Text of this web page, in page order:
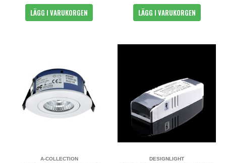
LÄGG I VARUKORGEN LÄGG I VARUKORGEN
A-COLLECTION DESIGNLIGHT